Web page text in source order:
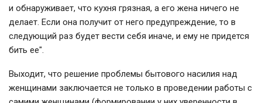
и обнаруживает, что кухня грязная, а его жена ничего не
делает. Если она получит от него предупреждение, то в
следующий раз будет вести себя иначе, и ему не придется
бить ее".
Выходит, что решение проблемы бытового насилия над
женщинами заключается не только в проведении работы с